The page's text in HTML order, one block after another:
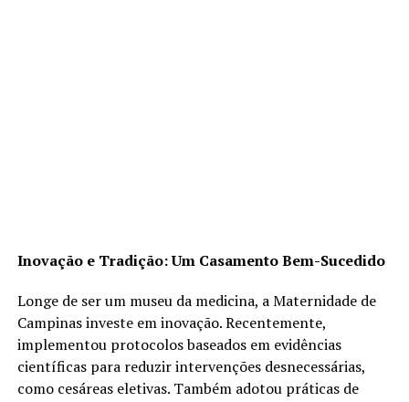
Inovação e Tradição: Um Casamento Bem-Sucedido
Longe de ser um museu da medicina, a Maternidade de
Campinas investe em inovação. Recentemente,
implementou protocolos baseados em evidências
científicas para reduzir intervenções desnecessárias,
como cesáreas eletivas. Também adotou práticas de